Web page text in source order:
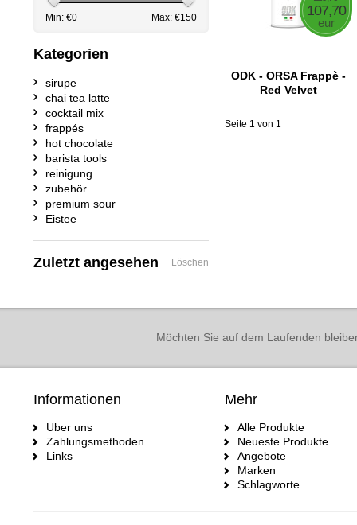
107,70
eur
ODK - ORSA Frappè -
Red Velvet
Seite 1 von 1
Min: €0 Max: €150
Kategorien
sirupe
chai tea latte
cocktail mix
frappés
hot chocolate
barista tools
reinigung
zubehör
premium sour
Eistee
Zuletzt angesehen Löschen
Möchten Sie auf dem Laufenden
Informationen
Uber uns
Zahlungsmethoden
Links
Mehr
Alle Produkte
Neueste Produkte
Angebote
Marken
Schlagworte